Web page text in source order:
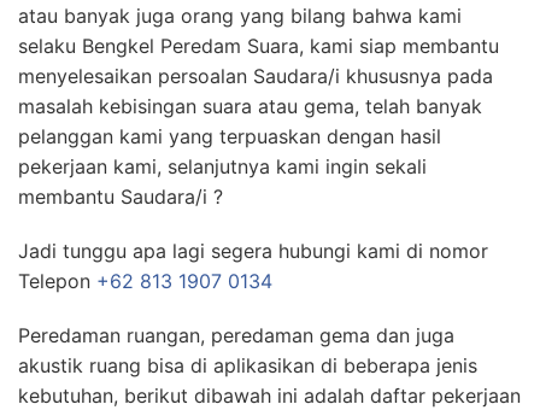
atau banyak juga orang yang bilang bahwa kami
selaku Bengkel Peredam Suara, kami siap membantu
menyelesaikan persoalan Saudara/i khususnya pada
masalah kebisingan suara atau gema, telah banyak
pelanggan kami yang terpuaskan dengan hasil
pekerjaan kami, selanjutnya kami ingin sekali
membantu Saudara/i ?
Jadi tunggu apa lagi segera hubungi kami di nomor
Telepon +62 813 1907 0134
Peredaman ruangan, peredaman gema dan juga
akustik ruang bisa di aplikasikan di beberapa jenis
kebutuhan, berikut dibawah ini adalah daftar pekerjaan